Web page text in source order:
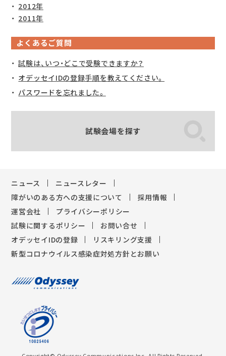
2012年
2011年
よくあるご質問
試験は、いつ・どこで受験できますか？
オデッセイIDの登録手順を教えてください。
パスワードを忘れました。
試験会場を探す
ニュース
ニュースレター
障がいのある方への支援について
採用情報
運営会社
プライバシーポリシー
試験に関するポリシー
お問い合せ
オデッセイIDの登録
リスキリング支援
新型コロナウイルス感染症対処方針とお願い